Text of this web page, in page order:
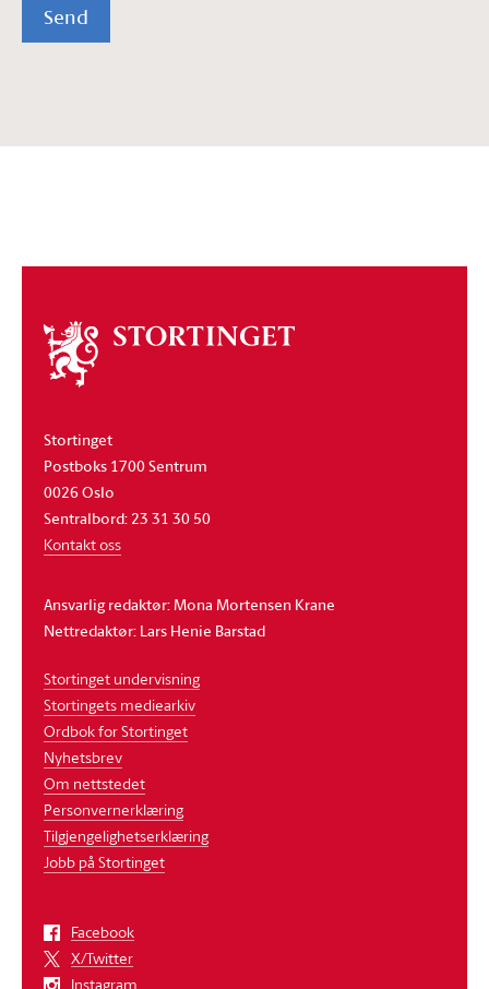
Send
Om
stortinget
Stortinget
Postboks 1700 Sentrum
0026 Oslo
Sentralbord: 23 31 30 50
Kontakt oss
Ansvarlig redaktør: Mona Mortensen Krane
Nettredaktør: Lars Henie Barstad
Stortinget undervisning
Stortingets mediearkiv
Ordbok for Stortinget
Nyhetsbrev
Om nettstedet
Personvernerklæring
Tilgjengelighetserklæring
Jobb på Stortinget
Facebook
X/Twitter
Instagram